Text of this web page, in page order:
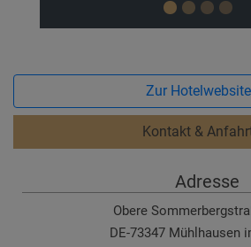
Zur Hotelwebsite
Kontakt &
Adresse
Obere
DE-73347 Mühlhausen